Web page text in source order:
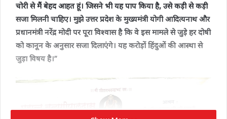
चोरी से मैं बेहद आहत हूं। जिसने भी यह पाप किया है, उसे कड़ी से कड़ी
सजा मिलनी चाहिए। मुझे उत्तर प्रदेश के मुख्यमंत्री योगी आदित्यनाथ और
प्रधानमंत्री नरेंद्र मोदी पर पूरा विश्वास है कि वे इस मामले से जुड़े हर दोषी
को कानून के अनुसार सजा दिलाएंगे। यह करोड़ों हिंदुओं की आस्था से
जुड़ा विषय है।”